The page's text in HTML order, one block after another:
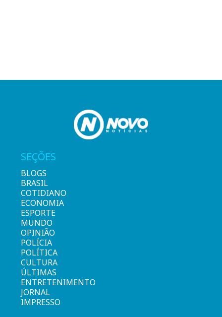
SEÇÕES
BLOGS
BRASIL
COTIDIANO
ECONOMIA
ESPORTE
MUNDO
OPINIÃO
POLÍCIA
POLÍTICA
CULTURA
ÚLTIMAS
ENTRETENIMENTO
JORNAL
IMPRESSO